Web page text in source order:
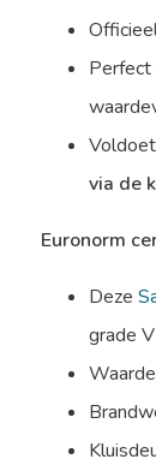
Perfect
via de
Euronorm
Deze
grade